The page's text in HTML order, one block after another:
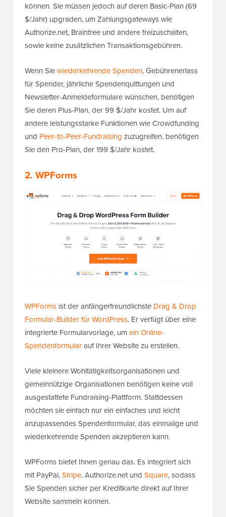
können. Sie müssen jedoch auf deren Basic-Plan (69
$/Jahr) upgraden, um Zahlungsgateways wie
Authorize.net, Braintree und andere freizuschalten,
sowie keine zusätzlichen Transaktionsgebühren.
Wenn Siewiederkehrende Spenden, Gebührenerlass
für Spender, jährliche Spendenquittungen und
Newsletter-Anmeldeformulare wünschen, benötigen
Sie deren Plus-Plan, der 99 $/Jahr kostet. Um auf
andere leistungsstarke Funktionen wie Crowdfunding
und Peer-to-Peer-Fundraising zuzugreifen, benötigen
Sie den Pro-Plan, der 199 $/Jahr kostet.
2. WPForms
WPForms ist der anfängerfreundlichste Drag & Drop
Formular-Builder für WordPress. Er verfügt über eine
integrierte Formularvorlage, um ein Online-
Spendenformularauf Ihrer Website zu erstellen.
Viele kleinere Wohltätigkeitsorganisationen und
gemeinnützige Organisationen benötigen keine voll
ausgestattete Fundraising-Plattform. Stattdessen
möchten sie einfach nur ein einfaches und leicht
anzupassendes Spendenformular, das einmalige und
wiederkehrende Spenden akzeptieren kann.
WPForms bietet Ihnen genau das. Es integriert sich
mit PayPal,Stripe, Authorize.net und Square, sodass
Sie Spenden sicher per Kreditkarte direkt auf Ihrer
Website sammeln können.